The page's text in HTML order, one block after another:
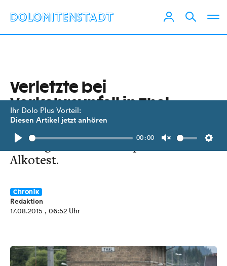
Ihr Dolo Plus Vorteil:
Diesen Artikel jetzt anhören
Play
00:00
Unmute
Verletzte bei
Verkehrsunfall in Thal
Erheblicher Sachschaden bei den
beteiligten Autos und positiver
Alkotest.
Chronik
Redaktion
17.08.2015 , 06:52 Uhr